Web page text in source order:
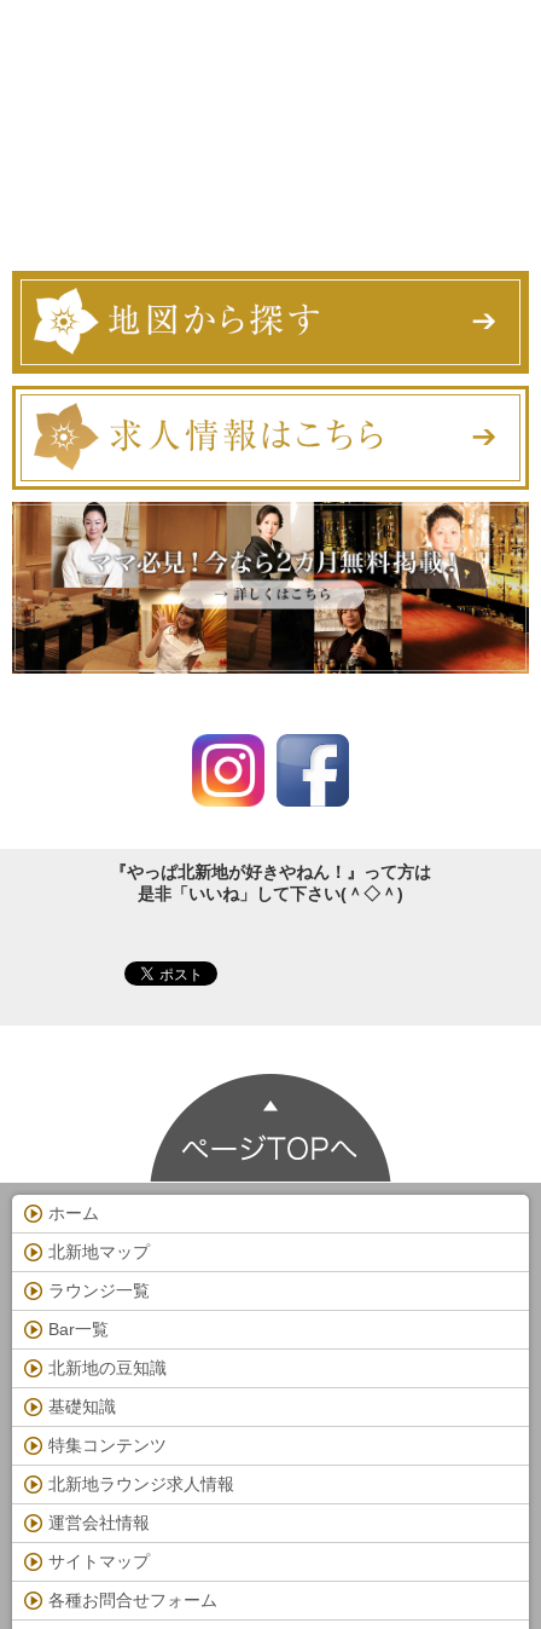
『やっぱ北新地が好きやねん！』って方は
是非「いいね」して下さい(＾◇＾)
ホーム
北新地マップ
ラウンジ一覧
Bar一覧
北新地の豆知識
基礎知識
特集コンテンツ
北新地ラウンジ求人情報
運営会社情報
サイトマップ
各種お問合せフォーム